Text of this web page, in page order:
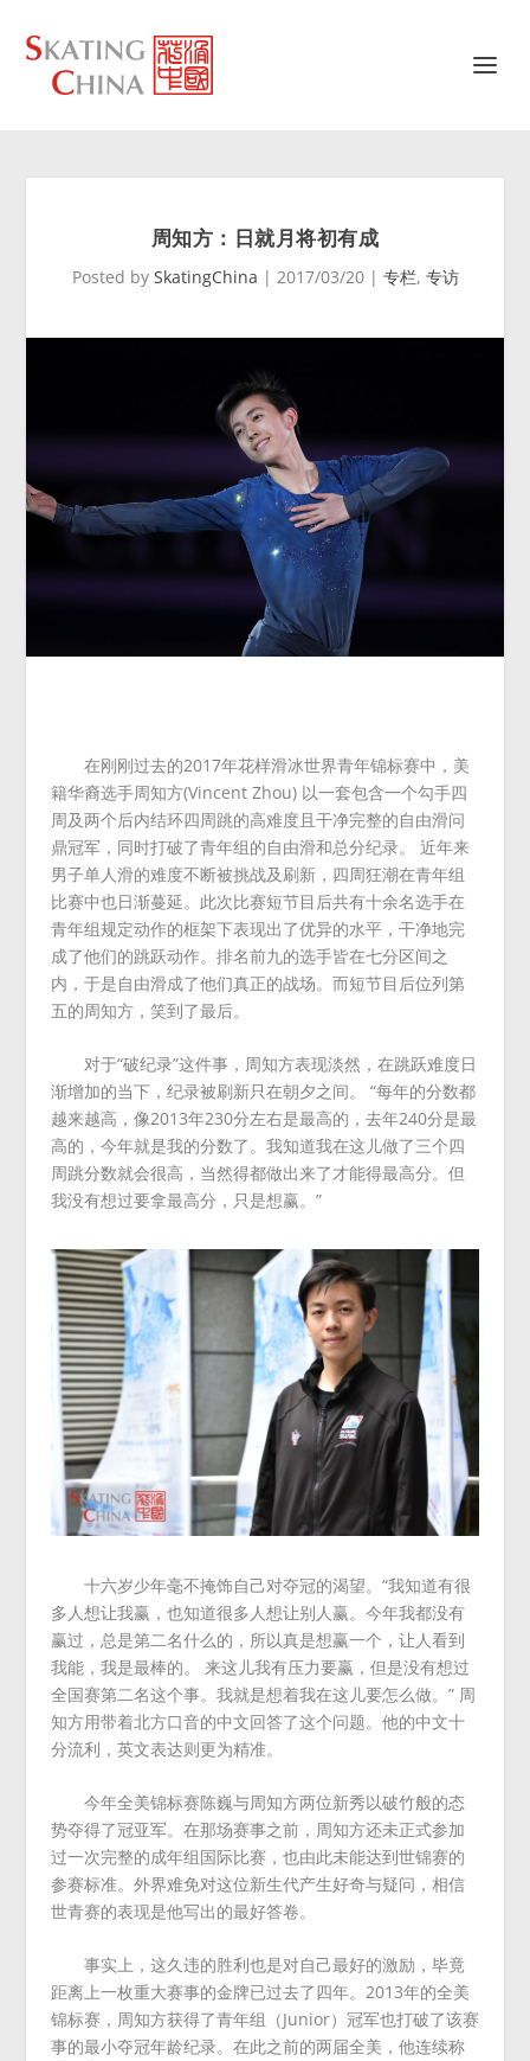
周知方：日就月将初有成
Posted by SkatingChina | 2017/03/20| 专栏, 专访
在刚刚过去的2017年花样滑冰世界青年锦标赛中，美
籍华裔选手周知方(Vincent Zhou) 以一套包含一个勾手四
周及两个后内结环四周跳的高难度且干净完整的自由滑问
鼎冠军，同时打破了青年组的自由滑和总分纪录。 近年来
男子单人滑的难度不断被挑战及刷新，四周狂潮在青年组
比赛中也日渐蔓延。此次比赛短节目后共有十余名选手在
青年组规定动作的框架下表现出了优异的水平，干净地完
成了他们的跳跃动作。排名前九的选手皆在七分区间之
内，于是自由滑成了他们真正的战场。而短节目后位列第
五的周知方，笑到了最后。
对于“破纪录”这件事，周知方表现淡然，在跳跃难度日
渐增加的当下，纪录被刷新只在朝夕之间。 “每年的分数都
越来越高，像2013年230分左右是最高的，去年240分是最
高的，今年就是我的分数了。我知道我在这儿做了三个四
周跳分数就会很高，当然得都做出来了才能得最高分。但
我没有想过要拿最高分，只是想赢。”
十六岁少年毫不掩饰自己对夺冠的渴望。“我知道有很
多人想让我赢，也知道很多人想让别人赢。今年我都没有
赢过，总是第二名什么的，所以真是想赢一个，让人看到
我能，我是最棒的。 来这儿我有压力要赢，但是没有想过
全国赛第二名这个事。我就是想着我在这儿要怎么做。” 周
知方用带着北方口音的中文回答了这个问题。他的中文十
分流利，英文表达则更为精准。
今年全美锦标赛陈巍与周知方两位新秀以破竹般的态
势夺得了冠亚军。在那场赛事之前，周知方还未正式参加
过一次完整的成年组国际比赛，也由此未能达到世锦赛的
参赛标准。外界难免对这位新生代产生好奇与疑问，相信
世青赛的表现是他写出的最好答卷。
事实上，这久违的胜利也是对自己最好的激励，毕竟
距离上一枚重大赛事的金牌已过去了四年。2013年的全美
锦标赛，周知方获得了青年组（Junior）冠军也打破了该赛
事的最小夺冠年龄纪录。在此之前的两届全美，他连续称